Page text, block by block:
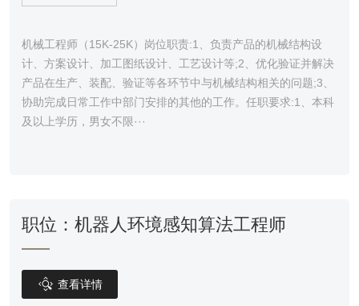
机械工程师（15K-25K）岗位职责:1、负责产品的机械结构设
计、方案设计、加工图纸设计、工艺设计等;2、优化验证并解决
产品在生产、装配、验证等各环节中与机械结构相关的问题;3、
协助完成日常工作中部门安排的其他的工作。任职要求:1、本科
及以上学历，男女不限···
职位：机器人环境感知算法工程师
 查看详情